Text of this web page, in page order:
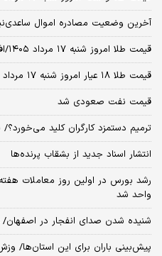
آخرین وضعیت مصادره اموال
قیمت طلا امروز شنبه ۱۷ مرداد ۱۴۰۵/افزایش قیمت طلا
قیمت طلا ۱۸ عیار امروز شنبه ۱۷ مرداد ۱۴۰۵/افزایش قیمت طلا
قیمت نفت صعودی شد
ترمیم دستمزد کارگران کلید می‌خورد؟/
انتشار اسناد جدید از بشقاب پرنده‌ها
واحد شد
شنیده شدن صدای انفجار در
پیش‌بینی باران برای این استان‌ها/